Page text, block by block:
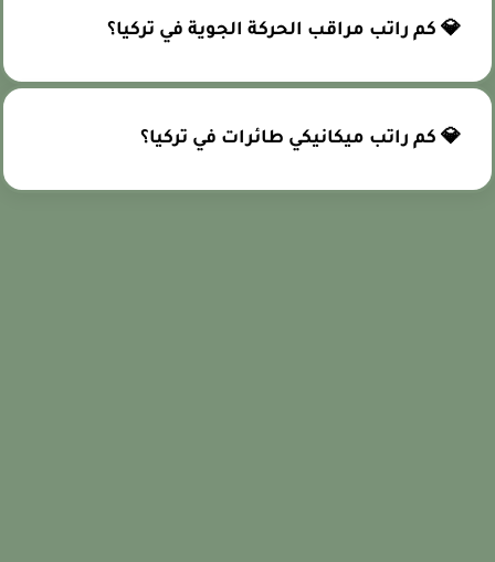
💎 كم راتب مراقب الحركة الجوية في تركيا؟
💎 كم راتب ميكانيكي طائرات في تركيا؟